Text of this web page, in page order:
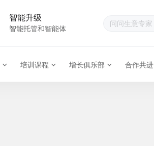
智能升级
智能托管和智能体
培训课程 增长俱乐部 合作共进